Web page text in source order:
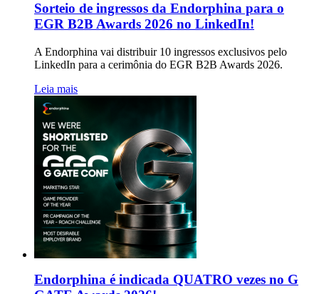
Sorteio de ingressos da Endorphina para o
EGR B2B Awards 2026 no LinkedIn!
A Endorphina vai distribuir 10 ingressos exclusivos pelo
LinkedIn para a cerimônia do EGR B2B Awards 2026.
Leia mais
Endorphina é indicada QUATRO vezes no G